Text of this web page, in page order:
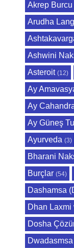
Akrep Burcu
Arudha
Ashwini
Asteroit (12)
Ay
Ay
Ay Güneş
Ayurveda (3)
Bharani
Burçlar (54)
Dashamsa
Dhan
Dosha